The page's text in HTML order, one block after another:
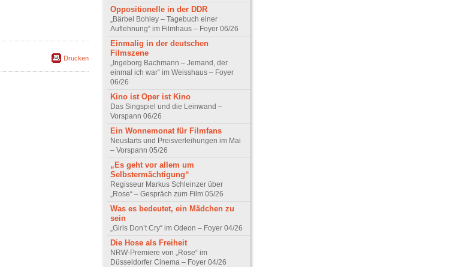
Drucken
Oppositionelle in der DDR
„Bärbel Bohley – Tagebuch einer
Auflehnung“ im Filmhaus – Foyer 06/26
Einmalig in der deutschen
Filmszene
„Ingeborg Bachmann – Jemand, der
einmal ich war“ im Weisshaus – Foyer
06/26
Kino ist Oper ist Kino
Das Singspiel und die Leinwand –
Vorspann 06/26
Ein Wonnemonat für Filmfans
Neustarts und Preisverleihungen im Mai
– Vorspann 05/26
„Es geht vor allem um
Selbstermächtigung“
Regisseur Markus Schleinzer über
„Rose“ – Gespräch zum Film 05/26
Was es bedeutet, ein Mädchen zu
sein
„Girls Don’t Cry“ im Odeon – Foyer 04/26
Die Hose als Freiheit
NRW-Premiere von „Rose“ im
Düsseldorfer Cinema – Foyer 04/26